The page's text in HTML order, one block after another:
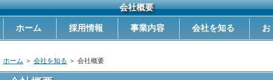
会社概要
ホーム 採用情報 事業内容 会社を知る お
ホーム ＞ 会社を知る ＞ 会社概要